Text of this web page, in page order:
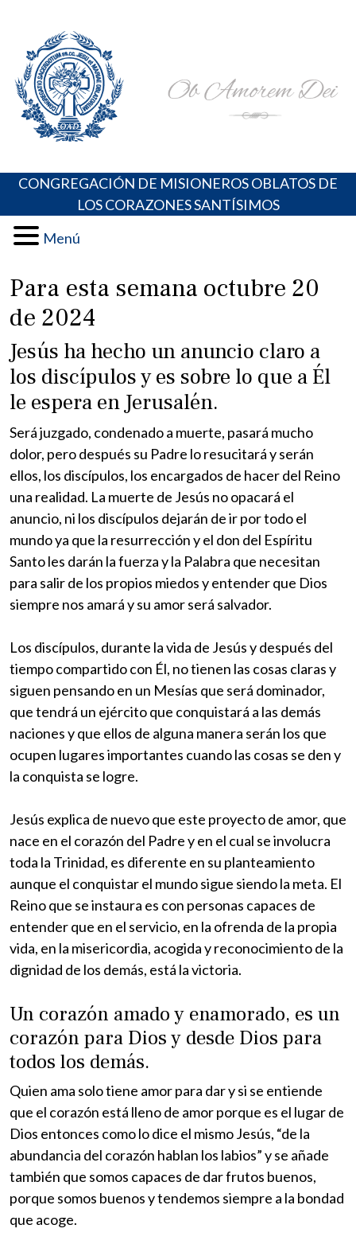
content
Portal de los Padres Oblatos. Advocaciones Marianas,
Oraciones, Música religiosa y más
CONGREGACIÓN DE MISIONEROS OBLATOS DE
LOS CORAZONES SANTÍSIMOS
Menú
Para esta semana octubre 20
de 2024
Jesús ha hecho un anuncio claro a
los discípulos y es sobre lo que a Él
le espera en Jerusalén.
Será juzgado, condenado a muerte, pasará mucho
dolor, pero después su Padre lo resucitará y serán
ellos, los discípulos, los encargados de hacer del Reino
una realidad. La muerte de Jesús no opacará el
anuncio, ni los discípulos dejarán de ir por todo el
mundo ya que la resurrección y el don del Espíritu
Santo les darán la fuerza y la Palabra que necesitan
para salir de los propios miedos y entender que Dios
siempre nos amará y su amor será salvador.
Los discípulos, durante la vida de Jesús y después del
tiempo compartido con Él, no tienen las cosas claras y
siguen pensando en un Mesías que será dominador,
que tendrá un ejército que conquistará a las demás
naciones y que ellos de alguna manera serán los que
ocupen lugares importantes cuando las cosas se den y
la conquista se logre.
Jesús explica de nuevo que este proyecto de amor, que
nace en el corazón del Padre y en el cual se involucra
toda la Trinidad, es diferente en su planteamiento
aunque el conquistar el mundo sigue siendo la meta. El
Reino que se instaura es con personas capaces de
entender que en el servicio, en la ofrenda de la propia
vida, en la misericordia, acogida y reconocimiento de la
dignidad de los demás, está la victoria.
Un corazón amado y enamorado, es un
corazón para Dios y desde Dios para
todos los demás.
Quien ama solo tiene amor para dar y si se entiende
que el corazón está lleno de amor porque es el lugar de
Dios entonces como lo dice el mismo Jesús, “de la
abundancia del corazón hablan los labios” y se añade
también que somos capaces de dar frutos buenos,
porque somos buenos y tendemos siempre a la bondad
que acoge.